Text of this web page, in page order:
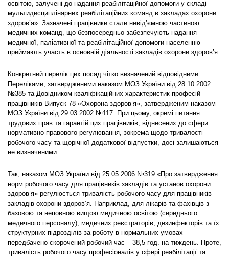
освітою, залучені до надання реабілітаційної допомоги у складі
мультидисциплінарних реабілітаційних команд в закладах охорони
здоров’я». Зазначені працівники стали невід’ємною частиною
медичних команд, що безпосередньо забезпечують надання
медичної, паліативної та реабілітаційної допомоги населенню
приймають участь в основній діяльності закладів охорони здоров’я.
Конкретний перелік цих посад чітко визначений відповідними
Переліками, затвердженими наказом МОЗ України від 28.10.2002
№385 та Довідником кваліфікаційних характеристик професій
працівників Випуск 78 «Охорона здоров’я», затвердженим наказом
МОЗ України від 29.03.2002 №117. При цьому, окремі питання
трудових прав та гарантій цих працівників, віднесених до сфери
нормативно-правового регулювання, зокрема щодо тривалості
робочого часу та щорічної додаткової відпустки, досі залишаються
не визначеними.
Так, наказом МОЗ України від 25.05.2006 №319 «Про затвердження
норм робочого часу для працівників закладів та установ охорони
здоров’я» регулюється тривалість робочого часу для працівників
закладів охорони здоров’я. Наприклад, для лікарів та фахівців з
базовою та неповною вищою медичною освітою (середнього
медичного персоналу), медичних реєстраторів, дезинфекторів та їх
структурних підрозділів за роботу в нормальних умовах
передбачено скорочений робочий час – 38,5 год. на тиждень. Проте,
тривалість робочого часу професіоналів у сфері реабілітації та